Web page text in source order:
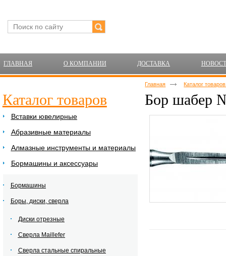
ГЛАВНАЯ О КОМПАНИИ ДОСТАВКА
Каталог товаров
Вставки ювелирные
Абразивные материалы
Алмазные инструменты и материалы
Бормашины и аксессуары
Бормашины
Боры, диски, сверла
Диски отрезные
Сверла Maillefer
Сверла стальные спиральные
Главная Каталог
Бор шабер